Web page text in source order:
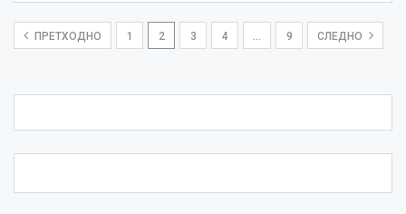
ПРЕТХОДНО 1 2 3 4 9 СЛЕДНО